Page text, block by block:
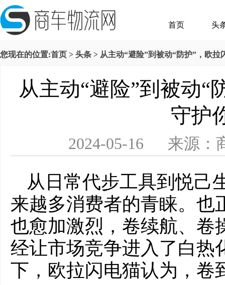
首页 头
您现在的位置:首页 > 头条 > 从主动“避险”到被动“防护”，欧
从主动“避险”到被动“
守护
2024-05-16 来源：
从日常代步工具到悦己
来越多消费者的青睐。也
也愈加激烈，卷续航、卷
经让市场竞争进入了白热
下，欧拉闪电猫认为，卷